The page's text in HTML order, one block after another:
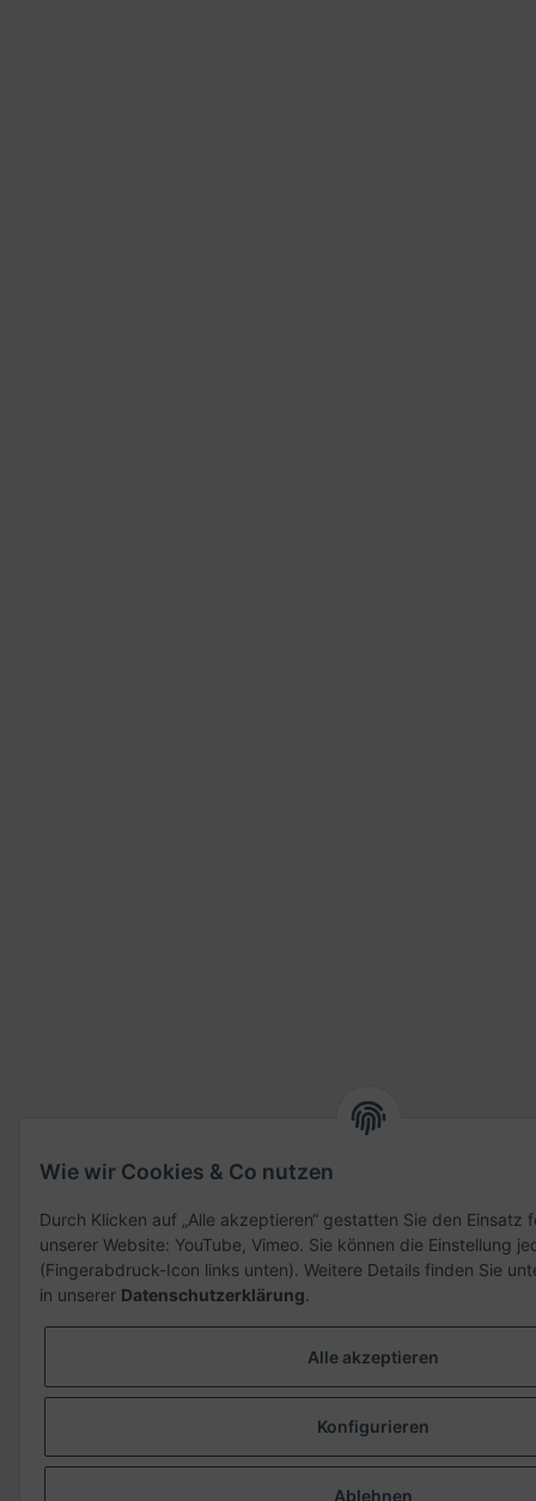
Wie wir Cookies & Co nutzen
Durch Klicken auf „Alle akzeptieren“ gestatten Sie den Einsatz
unserer Website: YouTube, Vimeo. Sie können die Einstellung
(Fingerabdruck-Icon links unten). Weitere Details finden Sie
in unserer Datenschutzerklärung.
Alle akzeptieren
Konfigurieren
Ablehnen